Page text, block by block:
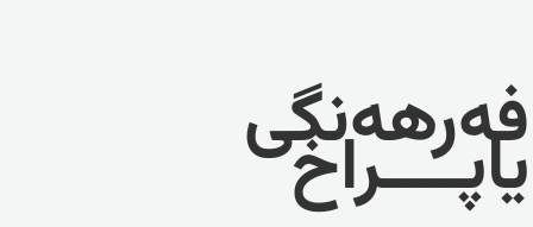
فەرهەنگی
یاپــــراخ